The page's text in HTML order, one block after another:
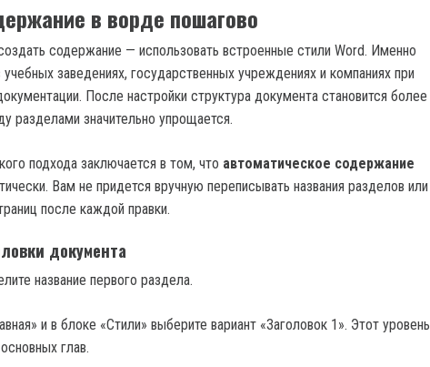
в ворде пошагово
содержание — использовать встроенные стили Word. Именно
заведениях, государственных учреждениях и компаниях при
После настройки структура документа становится более
разделами значительно упрощается.
подхода заключается в том, что автоматическое содержание
Вам не придется вручную переписывать названия разделов или
после каждой правки.
документа
название первого раздела.
и в блоке «Стили» выберите вариант «Заголовок 1». Этот уровень
глав.